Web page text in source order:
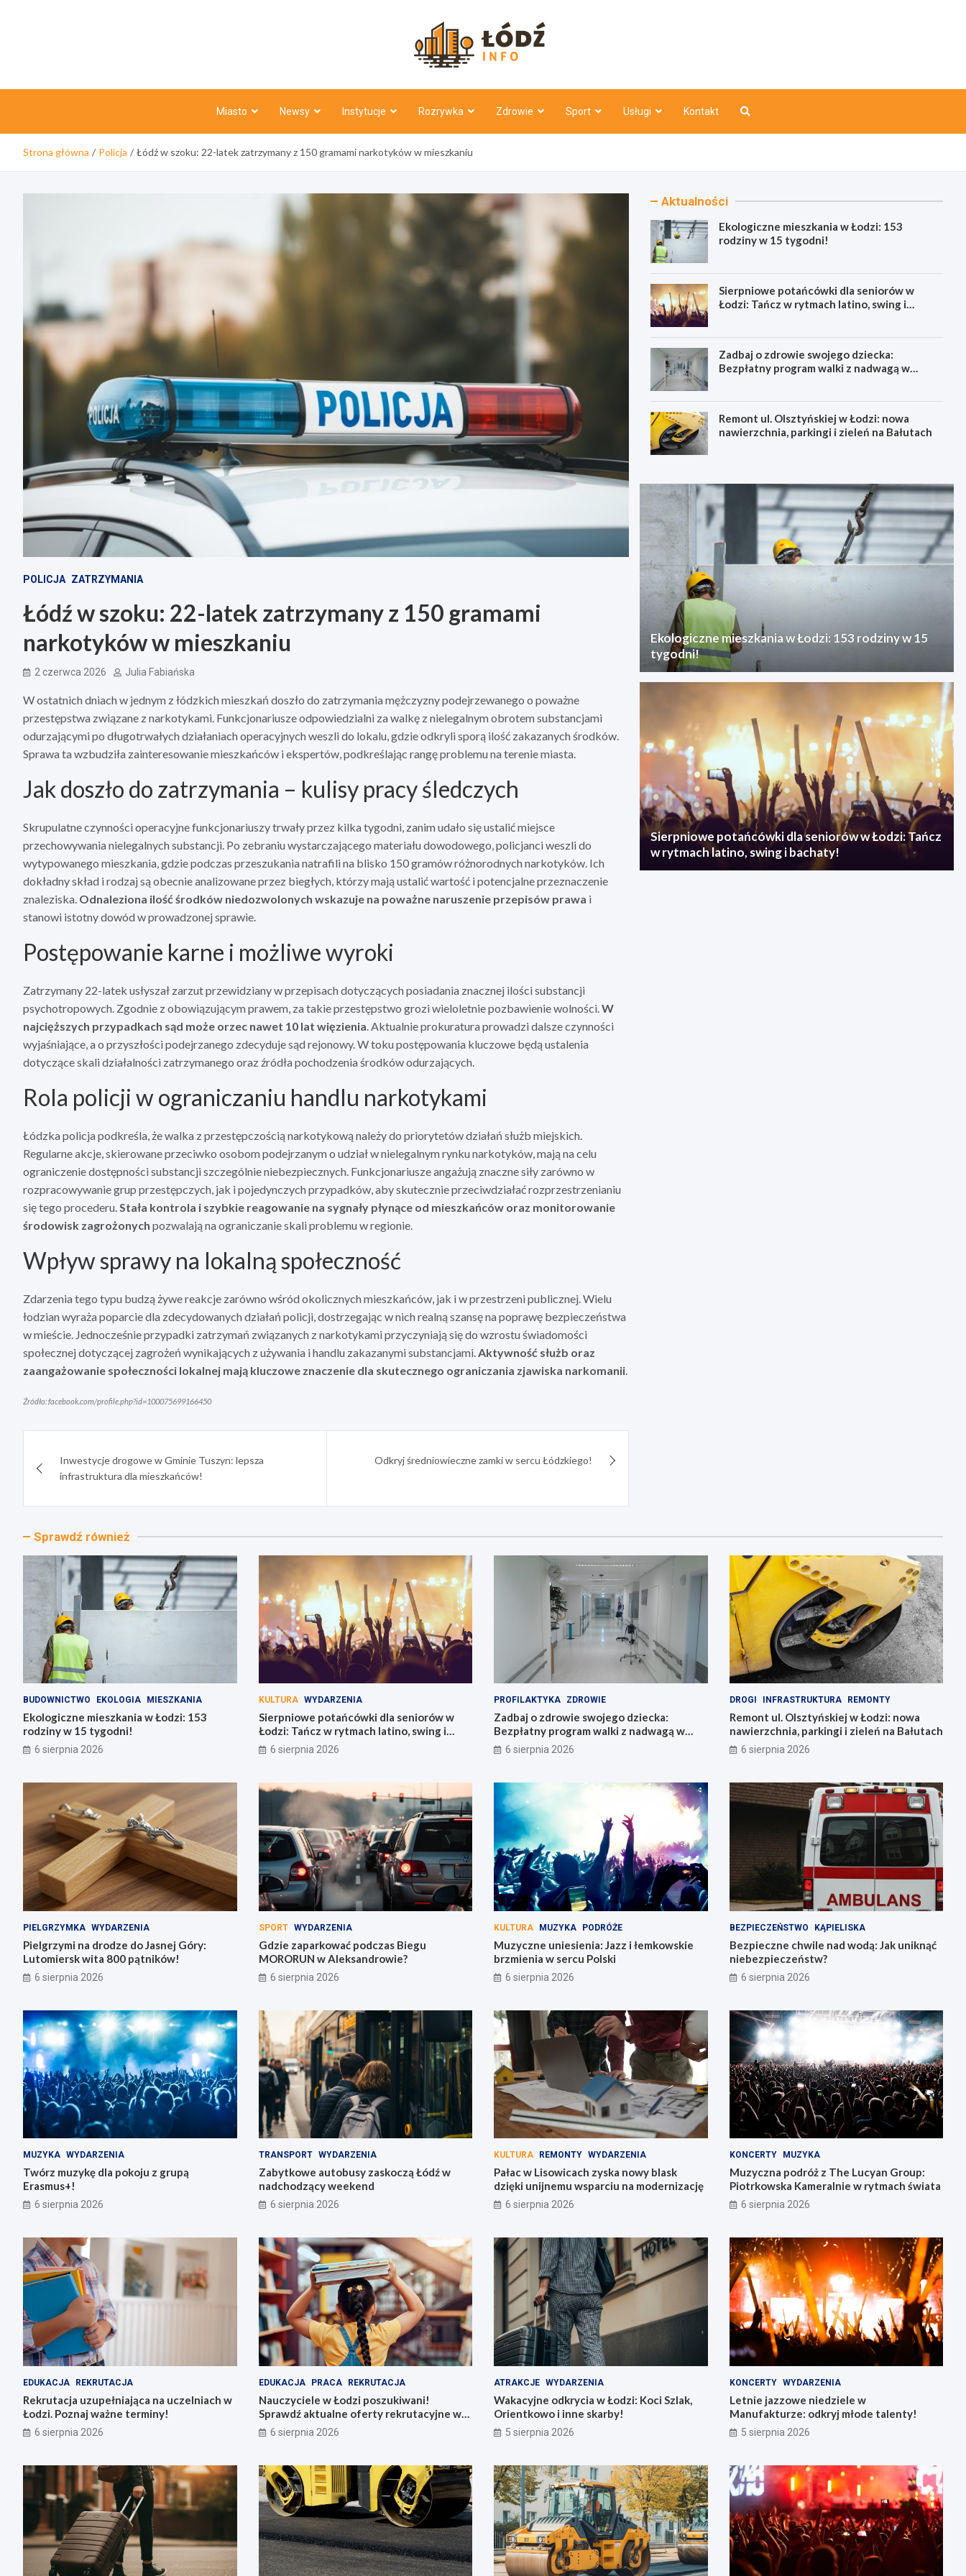
Miasto Newsy Instytucje Rozrywka Zdrowie Sport Usługi Kontakt
Strona główna Policja Łódź w szoku: 22-latek zatrzymany z 150 gramami narkotyków w mieszkaniu
POLICJA ZATRZYMANIA
Łódź w szoku: 22-latek zatrzymany z 150 gramami
narkotyków w mieszkaniu
2 czerwca 2026 Julia Fabiańska
W ostatnich dniach w jednym z łódzkich mieszkań doszło do zatrzymania mężczyzny podejrzewanego o poważne
przestępstwa związane z narkotykami. Funkcjonariusze odpowiedzialni za walkę z nielegalnym obrotem substancjami
odurzającymi po długotrwałych działaniach operacyjnych weszli do lokalu, gdzie odkryli sporą ilość zakazanych środków.
Sprawa ta wzbudziła zainteresowanie mieszkańców i ekspertów, podkreślając rangę problemu na terenie miasta.
Jak doszło do zatrzymania – kulisy pracy śledczych
Skrupulatne czynności operacyjne funkcjonariuszy trwały przez kilka tygodni, zanim udało się ustalić miejsce
przechowywania nielegalnych substancji. Po zebraniu wystarczającego materiału dowodowego, policjanci weszli do
wytypowanego mieszkania, gdzie podczas przeszukania natrafili na blisko 150 gramów różnorodnych narkotyków. Ich
dokładny skład i rodzaj są obecnie analizowane przez biegłych, którzy mają ustalić wartość i potencjalne przeznaczenie
znaleziska. Odnaleziona ilość środków niedozwolonych wskazuje na poważne naruszenie przepisów prawa i
stanowi istotny dowód w prowadzonej sprawie.
Postępowanie karne i możliwe wyroki
Zatrzymany 22-latek usłyszał zarzut przewidziany w przepisach dotyczących posiadania znacznej ilości substancji
psychotropowych. Zgodnie z obowiązującym prawem, za takie przestępstwo grozi wieloletnie pozbawienie wolności.W
najcięższych przypadkach sąd może orzec nawet 10 lat więzienia. Aktualnie prokuratura prowadzi dalsze czynności
wyjaśniające, a o przyszłości podejrzanego zdecyduje sąd rejonowy. W toku postępowania kluczowe będą ustalenia
dotyczące skali działalności zatrzymanego oraz źródła pochodzenia środków odurzających.
Rola policji w ograniczaniu handlu narkotykami
Łódzka policja podkreśla, że walka z przestępczością narkotykową należy do priorytetów działań służb miejskich.
Regularne akcje, skierowane przeciwko osobom podejrzanym o udział w nielegalnym rynku narkotyków, mają na celu
ograniczenie dostępności substancji szczególnie niebezpiecznych. Funkcjonariusze angażują znaczne siły zarówno w
rozpracowywanie grup przestępczych, jak i pojedynczych przypadków, aby skutecznie przeciwdziałać rozprzestrzenianiu
się tego procederu.Stała kontrola i szybkie reagowanie na sygnały płynące od mieszkańców oraz monitorowanie
środowisk zagrożonych pozwalają na ograniczanie skali problemu w regionie.
Wpływ sprawy na lokalną społeczność
Zdarzenia tego typu budzą żywe reakcje zarówno wśród okolicznych mieszkańców, jak i w przestrzeni publicznej. Wielu
łodzian wyraża poparcie dla zdecydowanych działań policji, dostrzegając w nich realną szansę na poprawę bezpieczeństwa
w mieście. Jednocześnie przypadki zatrzymań związanych z narkotykami przyczyniają się do wzrostu świadomości
społecznej dotyczącej zagrożeń wynikających z używania i handlu zakazanymi substancjami.Aktywność służb oraz
zaangażowanie społeczności lokalnej mają kluczowe znaczenie dla skutecznego ograniczania zjawiska narkomanii.
Źródło: facebook.com/profile.php?id=100075699166450
wpisuInwestycje drogowe w Gminie Tuszyn: lepsza
infrastruktura dla mieszkańców!
Odkryj średniowieczne zamki w sercu Łódzkiego!
Aktualności
Ekologiczne mieszkania w Łodzi: 153
rodziny w 15 tygodni!
Sierpniowe potańcówki dla seniorów w
Łodzi: Tańcz w rytmach latino, swing i
Zadbaj o zdrowie swojego dziecka:
Bezpłatny program walki z nadwagą w
Remont ul. Olsztyńskiej w Łodzi: nowa
nawierzchnia, parkingi i zieleń na Bałutach
Ekologiczne mieszkania w Łodzi: 153 rodziny w 15
tygodni!
Sierpniowe potańcówki dla seniorów w Łodzi: Tańcz
w rytmach latino, swing i bachaty!
Sprawdź również
BUDOWNICTWO EKOLOGIA MIESZKANIA
Ekologiczne mieszkania w Łodzi: 153
rodziny w 15 tygodni!
6 sierpnia 2026
KULTURA WYDARZENIA
Sierpniowe potańcówki dla seniorów w
Łodzi: Tańcz w rytmach latino, swing i
bachaty!
6 sierpnia 2026
PROFILAKTYKA ZDROWIE
Zadbaj o zdrowie swojego dziecka:
Bezpłatny program walki z nadwagą w
Łódzkiem!
6 sierpnia 2026
DROGI INFRASTRUKTURA REMONTY
Remont ul. Olsztyńskiej w Łodzi: nowa
nawierzchnia, parkingi i zieleń na Bałutach
6 sierpnia 2026
PIELGRZYMKA WYDARZENIA
Pielgrzymi na drodze do Jasnej Góry:
Lutomiersk wita 800 pątników!
6 sierpnia 2026
SPORT WYDARZENIA
Gdzie zaparkować podczas Biegu
MORORUN w Aleksandrowie?
6 sierpnia 2026
KULTURA MUZYKA PODRÓŻE
Muzyczne uniesienia: Jazz i łemkowskie
brzmienia w sercu Polski
6 sierpnia 2026
BEZPIECZEŃSTWO KĄPIELISKA
Bezpieczne chwile nad wodą: Jak uniknąć
niebezpieczeństw?
6 sierpnia 2026
MUZYKA WYDARZENIA
Twórz muzykę dla pokoju z grupą
Erasmus+!
6 sierpnia 2026
TRANSPORT WYDARZENIA
Zabytkowe autobusy zaskoczą Łódź w
nadchodzący weekend
6 sierpnia 2026
KULTURA REMONTY WYDARZENIA
Pałac w Lisowicach zyska nowy blask
dzięki unijnemu wsparciu na modernizację
6 sierpnia 2026
KONCERTY MUZYKA
Muzyczna podróż z The Lucyan Group:
Piotrkowska Kameralnie w rytmach świata
6 sierpnia 2026
EDUKACJA REKRUTACJA
Rekrutacja uzupełniająca na uczelniach w
Łodzi. Poznaj ważne terminy!
6 sierpnia 2026
EDUKACJA PRACA REKRUTACJA
Nauczyciele w Łodzi poszukiwani!
Sprawdź aktualne oferty rekrutacyjne w
szkołach i przedszkolach
6 sierpnia 2026
ATRAKCJE WYDARZENIA
Wakacyjne odkrycia w Łodzi: Koci Szlak,
Orientkowo i inne skarby!
5 sierpnia 2026
KONCERTY WYDARZENIA
Letnie jazzowe niedziele w
Manufakturze: odkryj młode talenty!
5 sierpnia 2026